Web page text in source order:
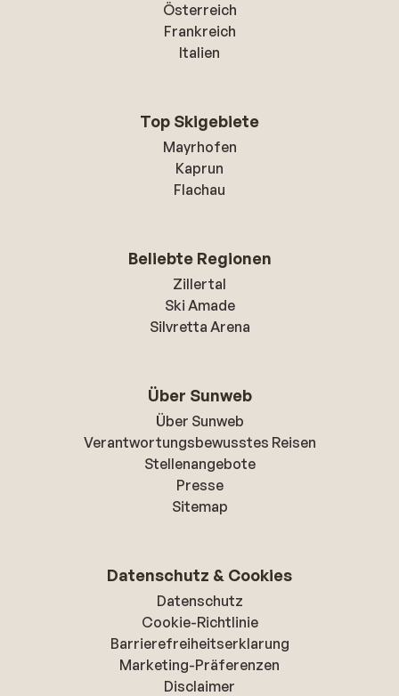
Österreich
Frankreich
Italien
Top Skigebiete
Mayrhofen
Kaprun
Flachau
Beliebte Regionen
Zillertal
Ski Amade
Silvretta Arena
Über Sunweb
Über Sunweb
Verantwortungsbewusstes Reisen
Stellenangebote
Presse
Sitemap
Datenschutz & Cookies
Datenschutz
Cookie-Richtlinie
Barrierefreiheitserklarung
Marketing-Präferenzen
Disclaimer